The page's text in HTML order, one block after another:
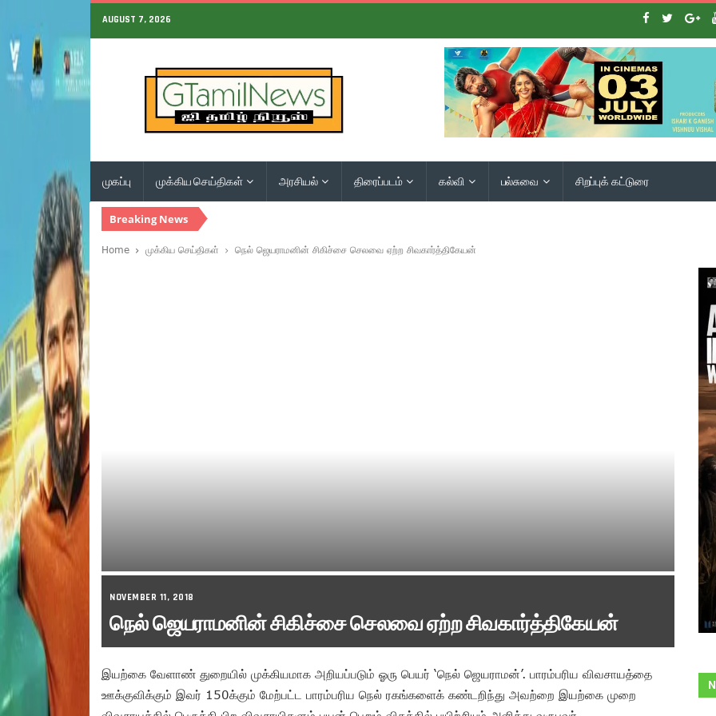
AUGUST 7, 2026
முகப்பு முக்கிய செய்திகள் அரசியல் திரைப்படம் கல்வி பல்சுவை சிறப்புக் கட்டுரை
Breaking News
Home முக்கிய செய்திகள் நெல் ஜெயராமனின் சிகிச்சை செலவை ஏற்ற சிவகார்த்திகேயன்
NOVEMBER 11, 2018
நெல் ஜெயராமனின் சிகிச்சை செலவை ஏற்ற சிவகார்த்திகேயன்
இயற்கை வேளாண் துறையில் முக்கியமாக அறியப்படும் ஓரு பெயர் ‘நெல் ஜெயராமன்’. பாரம்பரிய விவசாயத்தை
ஊக்குவிக்கும் இவர் 150க்கும் மேற்பட்ட பாரம்பரிய நெல் ரகங்களைக் கண்டறிந்து அவற்றை இயற்கை முறை